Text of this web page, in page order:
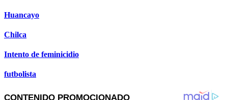
Huancayo
Chilca
Intento de feminicidio
futbolista